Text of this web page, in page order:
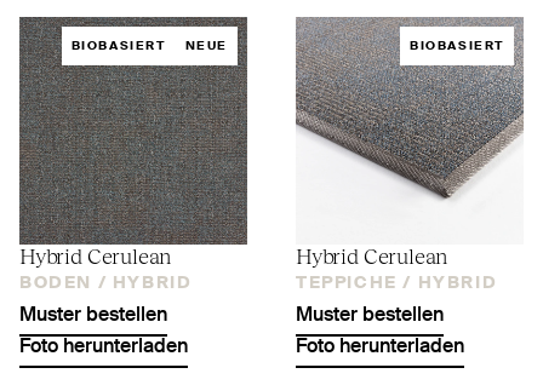
BIOBASIERT NEUE
Hybrid Cerulean
BODEN / HYBRID
Muster bestellen
Foto herunterladen
BIOBASIERT
Hybrid Cerulean
TEPPICHE / HYBRID
Muster bestellen
Foto herunterladen